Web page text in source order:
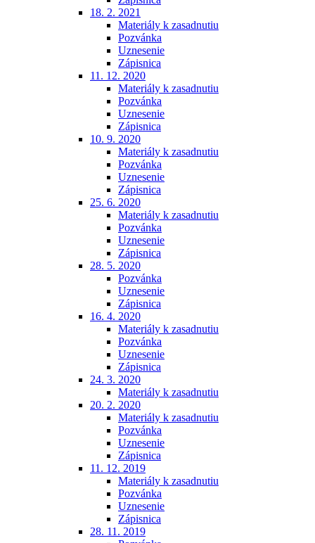
18. 2. 2021
Materiály k zasadnutiu
Pozvánka
Uznesenie
Zápisnica
11. 12. 2020
Materiály k zasadnutiu
Pozvánka
Uznesenie
Zápisnica
10. 9. 2020
Materiály k zasadnutiu
Pozvánka
Uznesenie
Zápisnica
25. 6. 2020
Materiály k zasadnutiu
Pozvánka
Uznesenie
Zápisnica
28. 5. 2020
Pozvánka
Uznesenie
Zápisnica
16. 4. 2020
Materiály k zasadnutiu
Pozvánka
Uznesenie
Zápisnica
24. 3. 2020
Materiály k zasadnutiu
20. 2. 2020
Materiály k zasadnutiu
Pozvánka
Uznesenie
Zápisnica
11. 12. 2019
Materiály k zasadnutiu
Pozvánka
Uznesenie
Zápisnica
28. 11. 2019